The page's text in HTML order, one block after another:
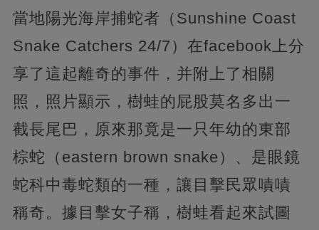
當地陽光海岸捕蛇者（Sunshine Coast
Snake Catchers 24/7）在facebook上分
享了這起離奇的事件，并附上了相關
照，照片顯示，樹蛙的屁股莫名多出一
截長尾巴，原來那竟是一只年幼的東部
棕蛇（eastern brown snake）、是眼鏡
蛇科中毒蛇類的一種，讓目擊民眾嘖嘖
稱奇。據目擊女子稱，樹蛙看起來試圖